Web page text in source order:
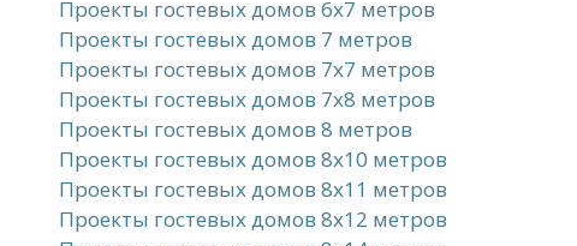
Проекты гостевых домов 6x7 метров
Проекты гостевых домов 7 метров
Проекты гостевых домов 7x7 метров
Проекты гостевых домов 7x8 метров
Проекты гостевых домов 8 метров
Проекты гостевых домов 8x10 метров
Проекты гостевых домов 8x11 метров
Проекты гостевых домов 8x12 метров